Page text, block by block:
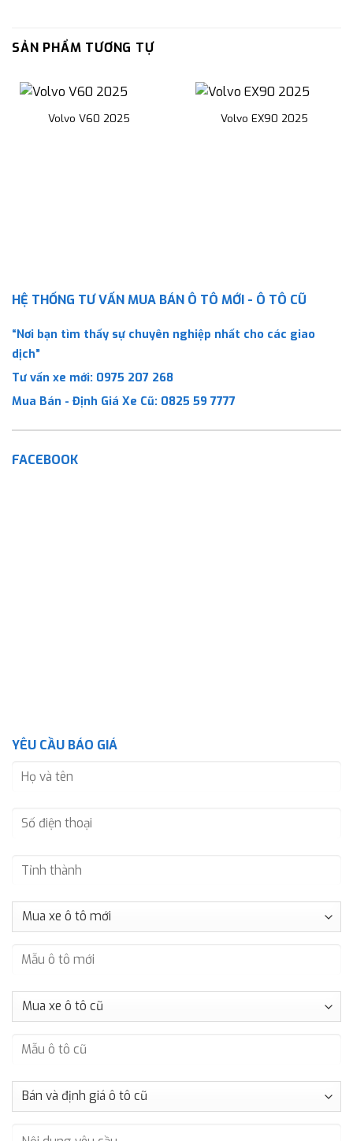
SẢN PHẨM TƯƠNG TỰ
Volvo V60 2025 Volvo EX90 2025
HỆ THỐNG TƯ VẤN MUA BÁN Ô TÔ MỚI - Ô TÔ CŨ
“Nơi bạn tìm thấy sự chuyên nghiệp nhất cho các giao
dịch”
Tư vấn xe mới: 0975 207 268
Mua Bán - Định Giá Xe Cũ: 0825 59 7777
FACEBOOK
YÊU CẦU BÁO GIÁ